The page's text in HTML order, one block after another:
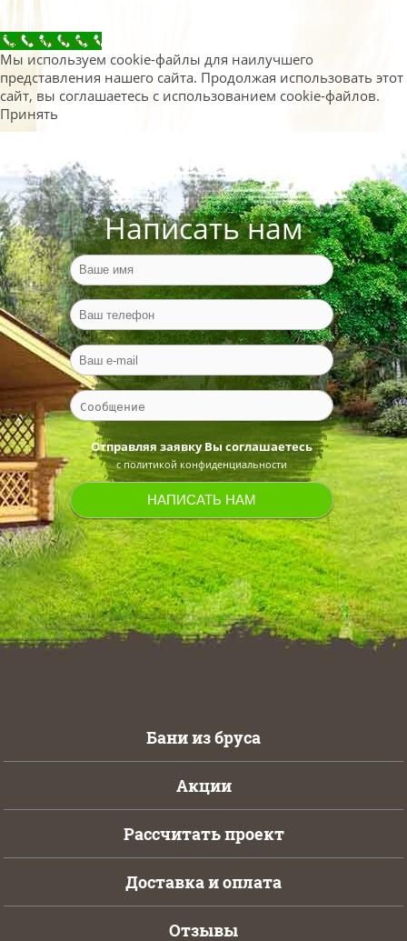
Call Now Button
Мы используем cookie-файлы для наилучшего
представления нашего сайта. Продолжая использовать этот
сайт, вы соглашаетесь с использованием cookie-файлов.
Принять
Написать нам
Отправляя заявку Вы соглашаетесь
с политикой конфиденциальности
Бани из бруса
Акции
Рассчитать проект
Доставка и оплата
Отзывы